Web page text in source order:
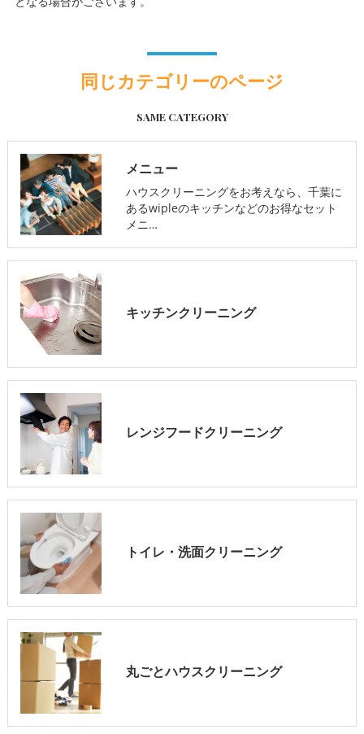
同じカテゴリーのページ
SAME CATEGORY
メニュー
ハウスクリーニングをお考えなら、千葉に
あるwipleのキッチンなどのお得なセット
メニ…
キッチンクリーニング
レンジフードクリーニング
トイレ・洗面クリーニング
丸ごとハウスクリーニング